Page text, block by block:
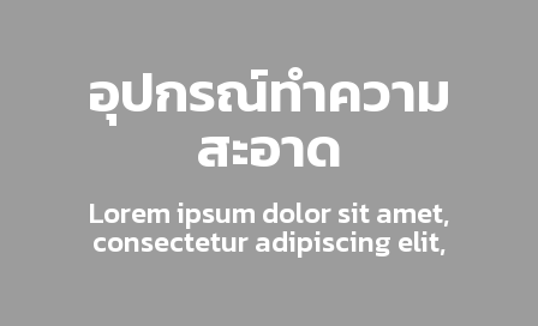
อุปกรณ์ทำความ
สะอาด
Lorem ipsum dolor sit amet,
consectetur adipiscing elit,